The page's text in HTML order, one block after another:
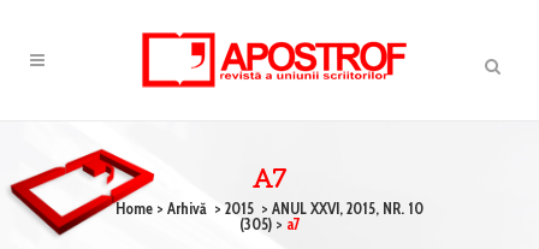
A7
Home > Arhivă > 2015 > ANUL XXVI, 2015, NR. 10
(305)> a7